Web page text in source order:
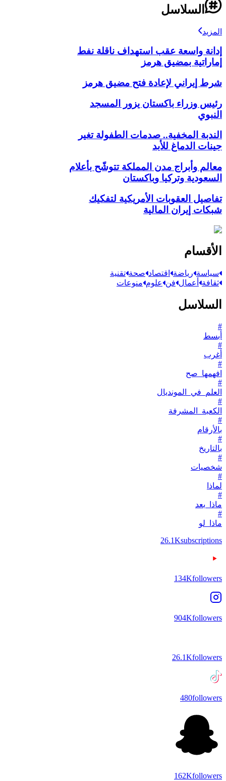
السلاسل
المزيد
إدانة واسعة عقب استهداف ناقلة نفط
إماراتية بمضيق هرمز
شرط إيراني لإعادة فتح مضيق هرمز
رئيس وزراء باكستان يزور المسجد
النبوي
الندبة المخفية.. صدمات الطفولة تغير
جينات الدماغ للأبد
معالم وأبراج مدن المملكة تتوشّح بأعلام
السعودية وتركيا وباكستان
تفاصيل العقوبات الأمريكية لتفكيك
شبكات إيران المالية
الأقسام
سياسة رياضة اقتصاد صحة تقنية
ثقافة أعمال فن علوم منوعات
السلاسل
#
أبسط
#
أغرب
#
افهمها_صح
#
العلم_في_المونديال
#
الكعبة_المشرفة
#
بالأرقام
#
بالتاريخ
#
شخصيات
#
لماذا
#
ماذا_بعد
#
ماذا_لو
26.1Ksubscriptions
134Kfollowers
904Kfollowers
26.1Kfollowers
480followers
162Kfollowers